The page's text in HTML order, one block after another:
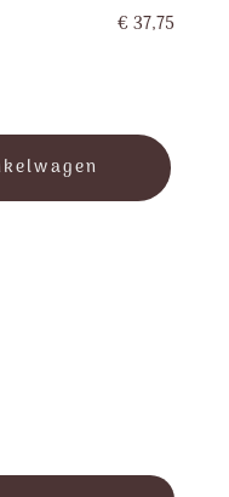
€ 37,75